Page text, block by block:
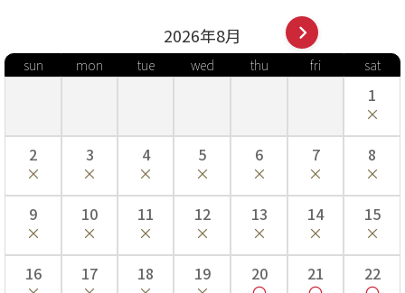
■身丈…長い場合は腰紐で調整します。
■肩裄…手を斜め45度位にして、首のつけ根から肩へかけて一度測
七五三着付け動画はこちら！
2026年8月
sun mon tue wed thu fri sat
1
2 3 4 5 6 7 8
9 10 11 12 13 14 15
16 17 18 19 20 21 22